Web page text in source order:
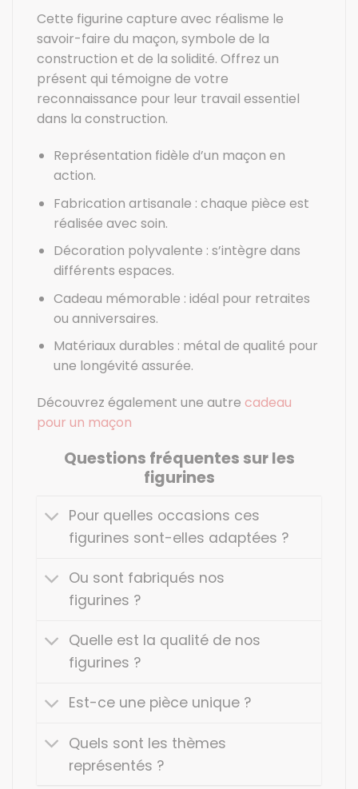
Cette figurine capture avec réalisme le
savoir-faire du maçon, symbole de la
construction et de la solidité. Offrez un
présent qui témoigne de votre
reconnaissance pour leur travail essentiel
dans la construction.
Représentation fidèle d’un maçon en
action.
Fabrication artisanale : chaque pièce est
réalisée avec soin.
Décoration polyvalente : s’intègre dans
différents espaces.
Cadeau mémorable : idéal pour retraites
ou anniversaires.
Matériaux durables : métal de qualité pour
une longévité assurée.
Découvrez également une autre cadeau
pour un maçon
Questions fréquentes sur les
figurines
Pour quelles occasions ces
figurines sont-elles adaptées ?
Ou sont fabriqués nos
figurines ?
Quelle est la qualité de nos
figurines ?
Est-ce une pièce unique ?
Quels sont les thèmes
représentés ?